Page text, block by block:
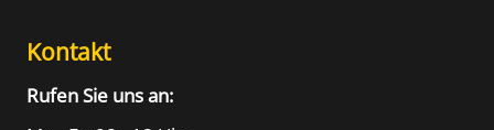
Kontakt
Rufen Sie uns an: